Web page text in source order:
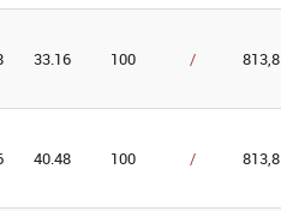
33.16 100 /
40.48 100 /